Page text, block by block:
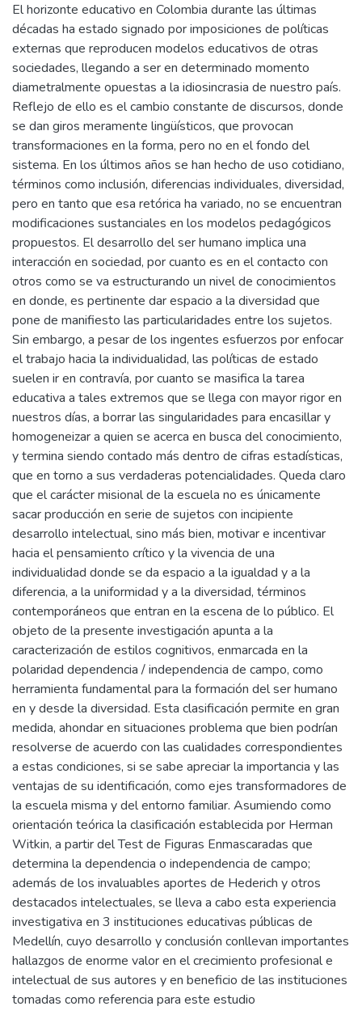
El horizonte educativo en Colombia durante las últimas
décadas ha estado signado por imposiciones de políticas
externas que reproducen modelos educativos de otras
sociedades, llegando a ser en determinado momento
diametralmente opuestas a la idiosincrasia de nuestro país.
Reflejo de ello es el cambio constante de discursos, donde
se dan giros meramente lingüísticos, que provocan
transformaciones en la forma, pero no en el fondo del
sistema. En los últimos años se han hecho de uso cotidiano,
términos como inclusión, diferencias individuales, diversidad,
pero en tanto que esa retórica ha variado, no se encuentran
modificaciones sustanciales en los modelos pedagógicos
propuestos. El desarrollo del ser humano implica una
interacción en sociedad, por cuanto es en el contacto con
otros como se va estructurando un nivel de conocimientos
en donde, es pertinente dar espacio a la diversidad que
pone de manifiesto las particularidades entre los sujetos.
Sin embargo, a pesar de los ingentes esfuerzos por enfocar
el trabajo hacia la individualidad, las políticas de estado
suelen ir en contravía, por cuanto se masifica la tarea
educativa a tales extremos que se llega con mayor rigor en
nuestros días, a borrar las singularidades para encasillar y
homogeneizar a quien se acerca en busca del conocimiento,
y termina siendo contado más dentro de cifras estadísticas,
que en torno a sus verdaderas potencialidades. Queda claro
que el carácter misional de la escuela no es únicamente
sacar producción en serie de sujetos con incipiente
desarrollo intelectual, sino más bien, motivar e incentivar
hacia el pensamiento crítico y la vivencia de una
individualidad donde se da espacio a la igualdad y a la
diferencia, a la uniformidad y a la diversidad, términos
contemporáneos que entran en la escena de lo público. El
objeto de la presente investigación apunta a la
caracterización de estilos cognitivos, enmarcada en la
polaridad dependencia / independencia de campo, como
herramienta fundamental para la formación del ser humano
en y desde la diversidad. Esta clasificación permite en gran
medida, ahondar en situaciones problema que bien podrían
resolverse de acuerdo con las cualidades correspondientes
a estas condiciones, si se sabe apreciar la importancia y las
ventajas de su identificación, como ejes transformadores de
la escuela misma y del entorno familiar. Asumiendo como
orientación teórica la clasificación establecida por Herman
Witkin, a partir del Test de Figuras Enmascaradas que
determina la dependencia o independencia de campo;
además de los invaluables aportes de Hederich y otros
destacados intelectuales, se lleva a cabo esta experiencia
investigativa en 3 instituciones educativas públicas de
Medellín, cuyo desarrollo y conclusión conllevan importantes
hallazgos de enorme valor en el crecimiento profesional e
intelectual de sus autores y en beneficio de las instituciones
tomadas como referencia para este estudio